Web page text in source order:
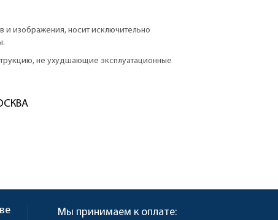
и изображения, носит исключительно
не ухудшающие эксплуатационные
Мы принимаем к оплате: